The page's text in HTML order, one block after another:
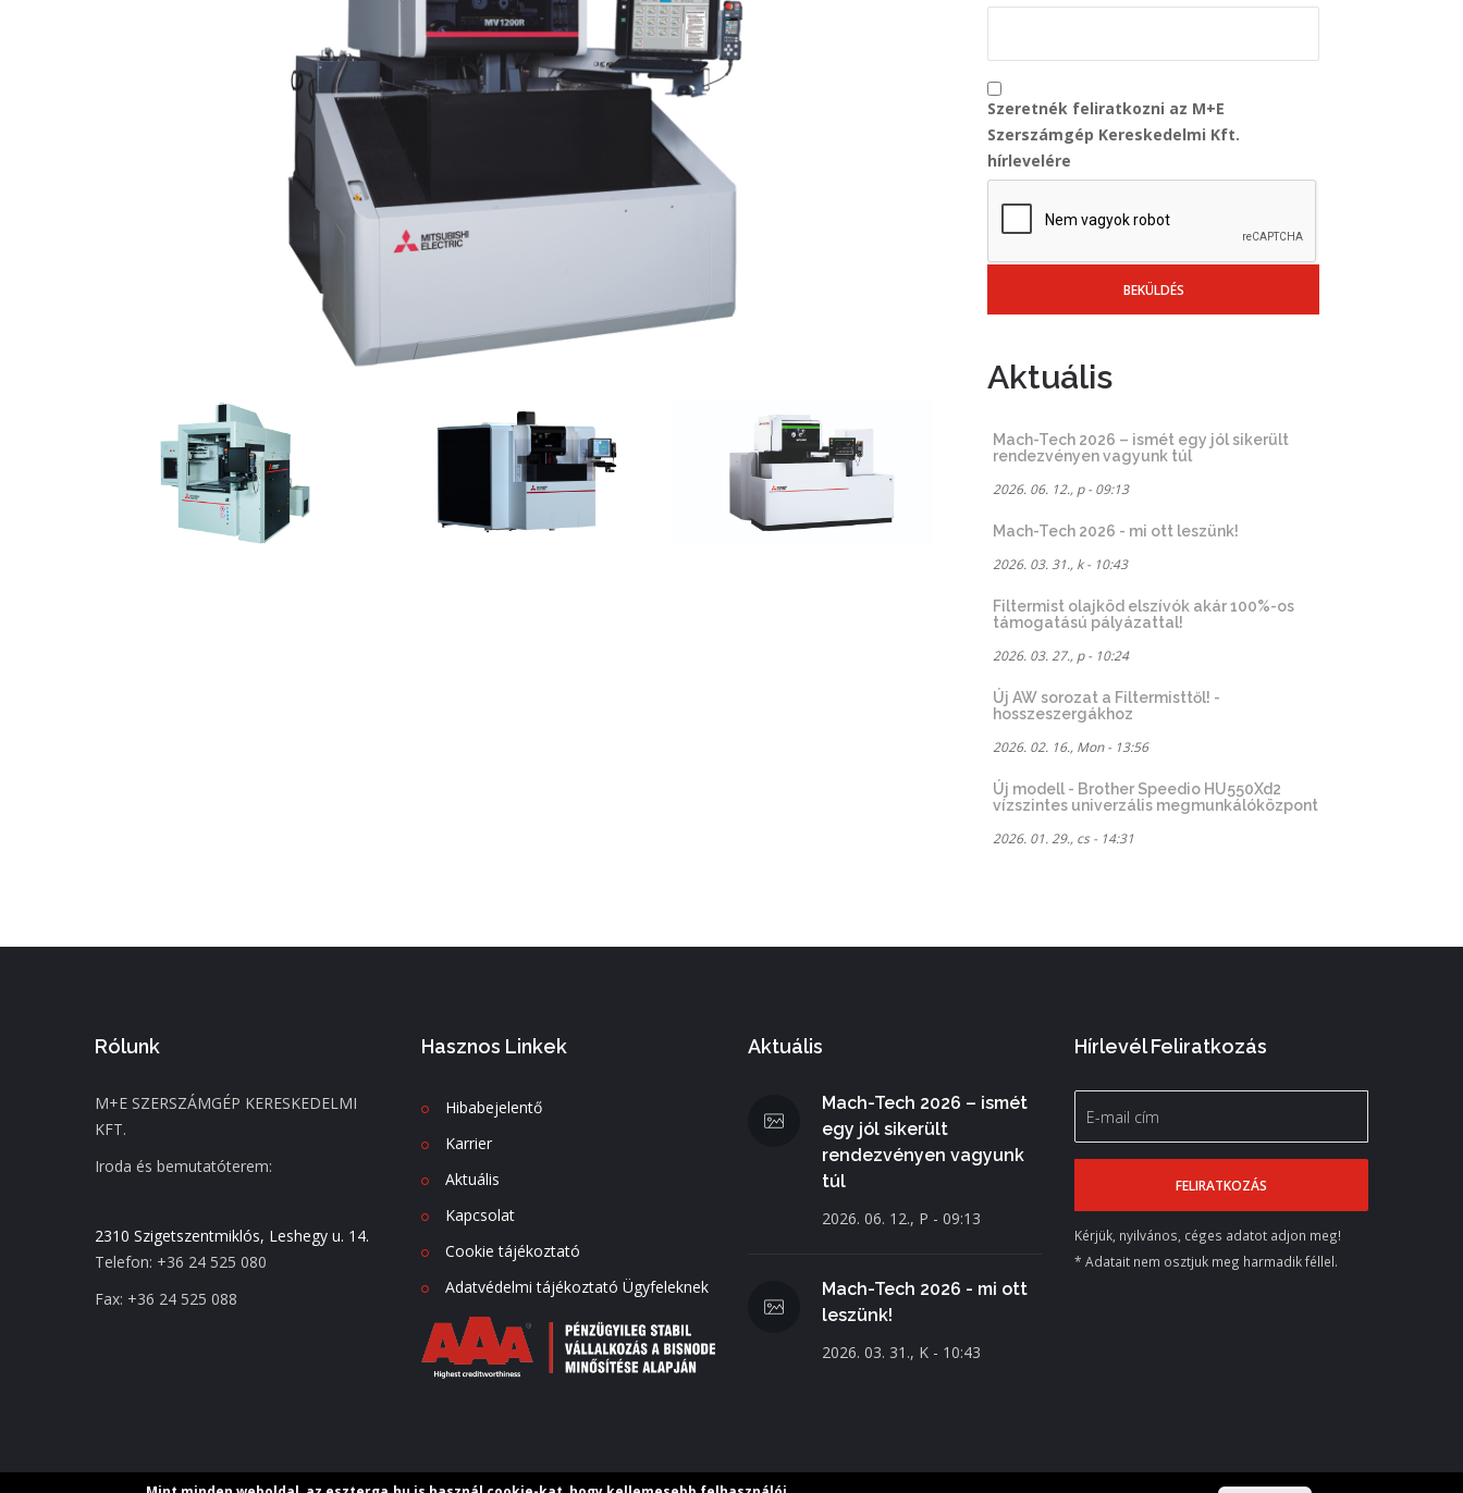
Szeretnék feliratkozni az M+E
Szerszámgép Kereskedelmi Kft.
hírlevelére
Aktuális
Mach-Tech 2026 – ismét egy jól sikerült
rendezvényen vagyunk túl
2026. 06. 12., p - 09:13
Mach-Tech 2026 - mi ott leszünk!
2026. 03. 31., k - 10:43
Filtermist olajköd elszívók akár 100%-os
támogatású pályázattal!
2026. 03. 27., p - 10:24
Új AW sorozat a Filtermisttől! -
hosszeszergákhoz
2026. 02. 16., Mon - 13:56
Új modell - Brother Speedio HU550Xd2
vízszintes univerzális megmunkálóközpont
2026. 01. 29., cs - 14:31
Rólunk
M+E SZERSZÁMGÉP KERESKEDELMI
KFT.
Iroda és bemutatóterem:
2310 Szigetszentmiklós, Leshegy u. 14.
Telefon: +36 24 525 080
Fax: +36 24 525 088
Hasznos Linkek
Hibabejelentő
Karrier
Aktuális
Kapcsolat
Cookie tájékoztató
Adatvédelmi tájékoztató Ügyfeleknek
Aktuális
Mach-Tech 2026 – ismét
egy jól sikerült
rendezvényen vagyunk
túl
2026. 06. 12., P - 09:13
Mach-Tech 2026 - mi ott
leszünk!
2026. 03. 31., K - 10:43
Hírlevél Feliratkozás
Kérjük, nyilvános, céges adatot adjon meg!
* Adatait nem osztjuk meg harmadik féllel.